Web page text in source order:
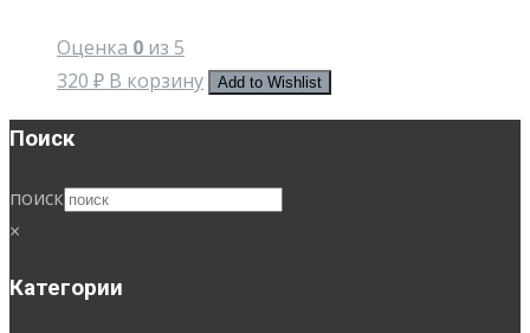
Оценка 0 из 5
320 ₽ В корзину Add to Wishlist
Поиск
поиск
×
Категории